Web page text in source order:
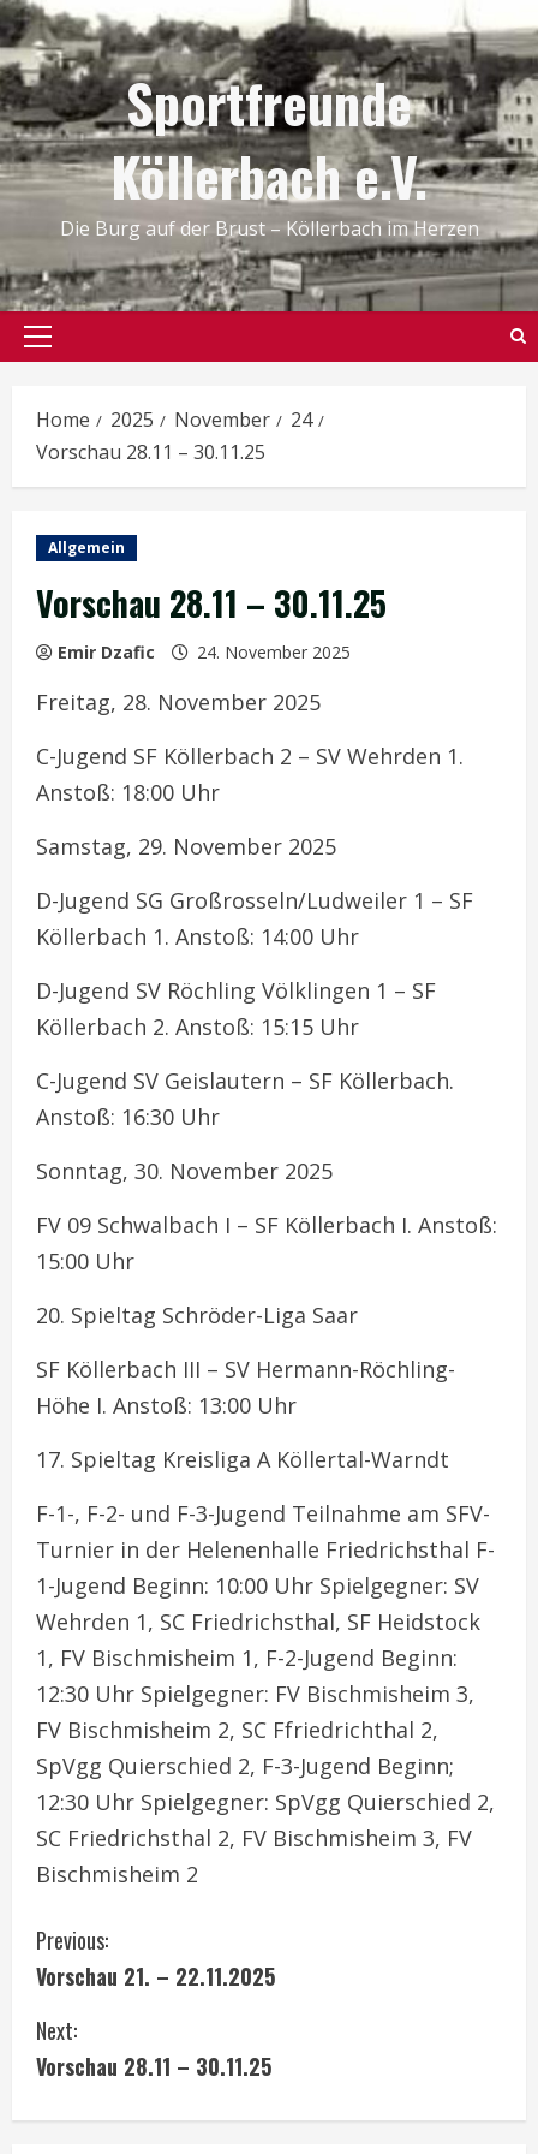
Skip
to
content
Sportfreunde
Köllerbach e.V.
Die Burg auf der Brust – Köllerbach im Herzen
Primary
Home 2025 November
24
Vorschau 28.11 – 30.11.25
Allgemein
Vorschau 28.11 – 30.11.25
Emir Dzafic 24. November 2025
Freitag, 28. November 2025
C-Jugend SF Köllerbach 2 – SV Wehrden 1.
Anstoß: 18:00 Uhr
Samstag, 29. November 2025
D-Jugend SG Großrosseln/Ludweiler 1 – SF
Köllerbach 1. Anstoß: 14:00 Uhr
D-Jugend SV Röchling Völklingen 1 – SF
Köllerbach 2. Anstoß: 15:15 Uhr
C-Jugend SV Geislautern – SF Köllerbach.
Anstoß: 16:30 Uhr
Sonntag, 30. November 2025
FV 09 Schwalbach I – SF Köllerbach I. Anstoß:
15:00 Uhr
20. Spieltag Schröder-Liga Saar
SF Köllerbach III – SV Hermann-Röchling-
Höhe I. Anstoß: 13:00 Uhr
17. Spieltag Kreisliga A Köllertal-Warndt
F-1-, F-2- und F-3-Jugend Teilnahme am SFV-
Turnier in der Helenenhalle Friedrichsthal F-
1-Jugend Beginn: 10:00 Uhr Spielgegner: SV
Wehrden 1, SC Friedrichsthal, SF Heidstock
1, FV Bischmisheim 1, F-2-Jugend Beginn:
12:30 Uhr Spielgegner: FV Bischmisheim 3,
FV Bischmisheim 2, SC Ffriedrichthal 2,
SpVgg Quierschied 2, F-3-Jugend Beginn;
12:30 Uhr Spielgegner: SpVgg Quierschied 2,
SC Friedrichsthal 2, FV Bischmisheim 3, FV
Bischmisheim 2
C
o
n
Previous:
Vorschau 21. – 22.11.2025
Next:
Vorschau 28.11 – 30.11.25